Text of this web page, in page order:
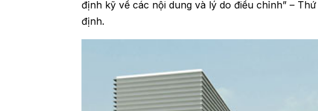
định kỹ về các nội dung và lý do điều chỉnh” –
định.